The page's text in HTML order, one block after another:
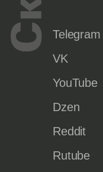
Telegram
VK
YouTube
Dzen
Reddit
Rutube